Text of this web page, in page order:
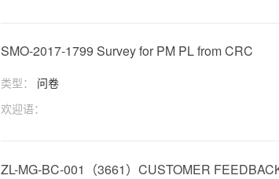
SMO-2017-1799 Survey for PM PL from CRC
类型：
问卷
欢迎语：
ZL-MG-BC-001（3661）CUSTOMER